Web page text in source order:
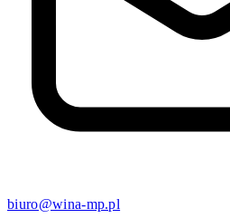
biuro@wina-mp.pl